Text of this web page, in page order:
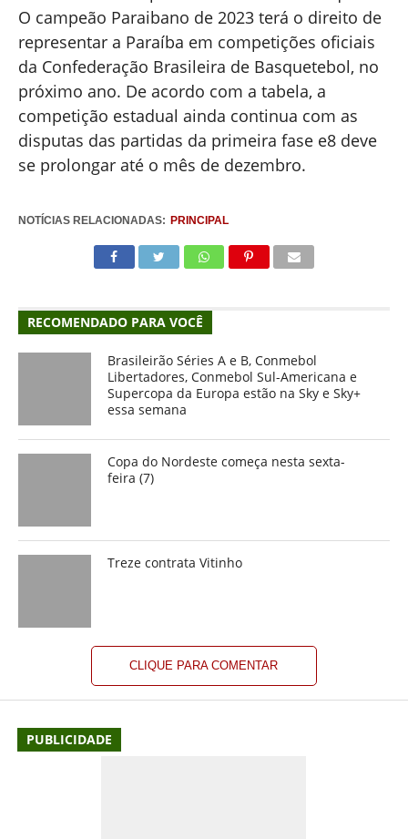
O campeão Paraibano de 2023 terá o direito de
representar a Paraíba em competições oficiais
da Confederação Brasileira de Basquetebol, no
próximo ano. De acordo com a tabela, a
competição estadual ainda continua com as
disputas das partidas da primeira fase e8 deve
se prolongar até o mês de dezembro.
NOTÍCIAS RELACIONADAS: PRINCIPAL
RECOMENDADO PARA VOCÊ
Brasileirão Séries A e B, Conmebol
Libertadores, Conmebol Sul-Americana e
Supercopa da Europa estão na Sky e Sky+
essa semana
Copa do Nordeste começa nesta sexta-
feira (7)
Treze contrata Vitinho
CLIQUE PARA COMENTAR
PUBLICIDADE